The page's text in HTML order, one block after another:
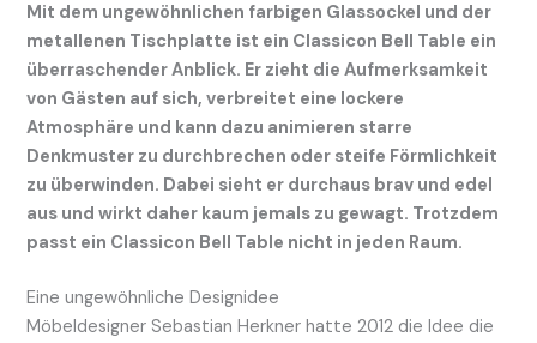
Mit dem ungewöhnlichen farbigen Glassockel und der
metallenen Tischplatte ist ein Classicon Bell Table ein
überraschender Anblick. Er zieht die Aufmerksamkeit
von Gästen auf sich, verbreitet eine lockere
Atmosphäre und kann dazu animieren starre
Denkmuster zu durchbrechen oder steife Förmlichkeit
zu überwinden. Dabei sieht er durchaus brav und edel
aus und wirkt daher kaum jemals zu gewagt. Trotzdem
passt ein Classicon Bell Table nicht in jeden Raum.
Eine ungewöhnliche Designidee
Möbeldesigner Sebastian Herkner hatte 2012 die Idee die